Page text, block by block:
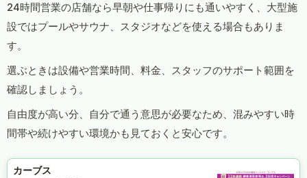
24時間営業の店舗なら早朝や仕事帰りにも通いやすく、大型施
設ではプールやサウナ、スタジオなどを使える場合もありま
す。
選ぶときは設備や営業時間、料金、スタッフのサポート範囲を
確認しましょう。
自由度が高い分、自分で通う意思が必要なため、混みやすい時
間帯や続けやすい環境かも見ておくと安心です。
カーブス